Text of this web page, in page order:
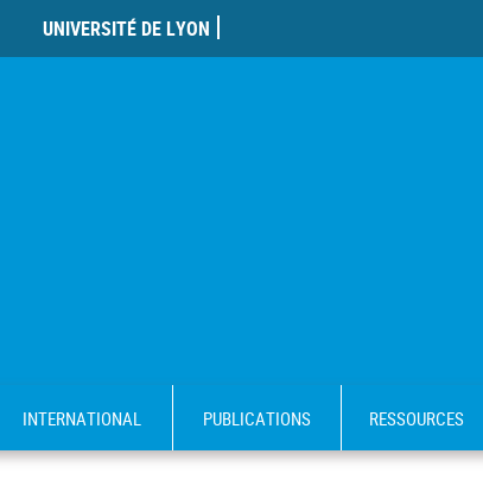
UNIVERSITÉ DE LYON
INTERNATIONAL PUBLICATIONS RESSOURCES